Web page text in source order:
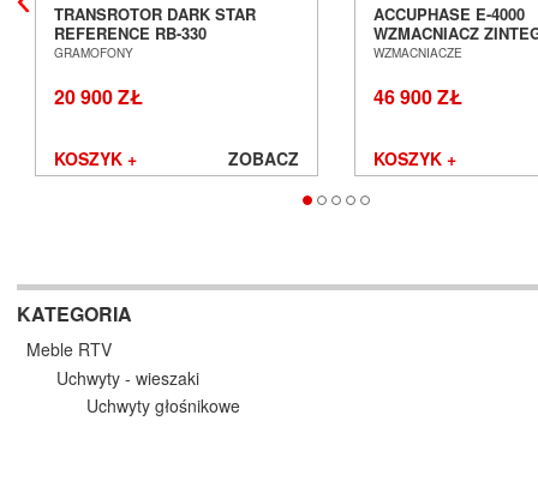
TRANSROTOR DARK STAR
REFERENCE RB-330
GRAMOFON ANALOGOWY
GRAMOFONY
20 900 ZŁ
KOSZYK + ZOBACZ
ACCUPHASE E-4000
WZMACNIACZ
SALON POZNAŃ
WZMACNIACZE
46 900 ZŁ
KOSZYK +
KATEGORIA
Meble RTV
Uchwyty - wieszaki
Uchwyty głośnikowe